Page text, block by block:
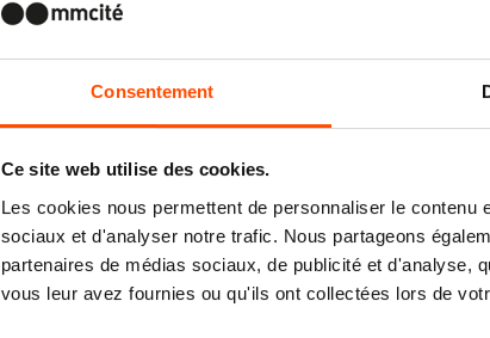
Consentement
Ce site web utilise des cookies.
Les cookies nous permettent de personnaliser le
sociaux et d'analyser notre trafic. Nous partageons
partenaires de médias sociaux, de publicité et d'analyse,
vous leur avez fournies ou qu'ils ont collectées lors de